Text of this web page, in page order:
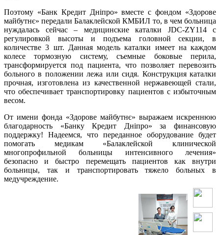
Поэтому «Банк Кредит Дніпро» вместе с фондом «Здорове
майбутнє» передали Балаклейской КМБИЛ то, в чем больница
нуждалась сейчас – медицинские каталки JDC-ZY114 с
регулировкой высоты и подъема головной секции, в
количестве 3 шт. Данная модель каталки имеет на каждом
колесе тормозную систему, съемные боковые перила,
трансформируется под пациента, что позволяет перевозить
больного в положении лежа или сидя. Конструкция каталки
прочная, изготовлена из качественной нержавеющей стали,
что обеспечивает транспортировку пациентов с избыточным
весом.
От имени фонда «Здорове майбутнє» выражаем искреннюю
благодарность «Банку Кредит Дніпро» за финансовую
поддержку! Надеемся, что переданное оборудование будет
помогать медикам «Балаклейской клинической
многопрофильной больницы интенсивного лечения»
безопасно и быстро перемещать пациентов как внутри
больницы, так и транспортировать тяжело больных в
медучреждение.